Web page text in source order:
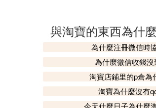
機安排的，因為實際發貨
三、特殊情況修改，如同
發貨地址，有效的解決。
四、代理商品，有部分個
品發貨地址都是不一樣的
而對於平台來說，發輪頌
與淘寶的東西為什
為什麼注冊微信時
為什麼微信收錢
淘寶店鋪里的p倉為
淘寶為什麼沒有
今天什麼日子為什麼